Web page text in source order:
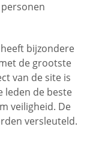
bijzondere
de grootste
van de site is
leden de beste
veiligheid. De
versleuteld.